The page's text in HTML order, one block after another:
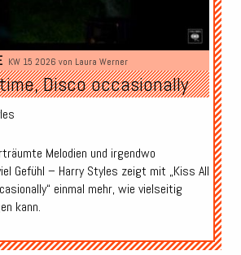
KW 15 2026 von Laura Werner
Disco occasionally
Melodien und irgendwo
Gefühl – Harry Styles zeigt mit „Kiss All
einmal mehr, wie vielseitig
kann.